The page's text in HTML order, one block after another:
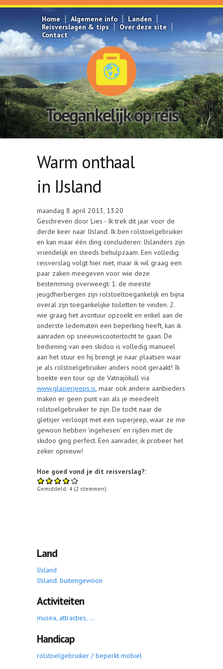
Overslaan en naar de inhoud gaan
Home
Algemene info
Landen
Reisverslagen & tips
Over deze site
Contact
Toegankelijk op reis
Warm onthaal
in IJsland
maandag 8 april 2013, 13:20
Geschreven door Lies - Ik trek dit jaar voor de
derde keer naar IJsland. Ik ben rolstoelgebruiker
en kan maar één ding concluderen: IJslanders zijn
vriendelijk en steeds behulpzaam. Een volledig
reisverslag volgt hier niet, maar ik wil graag een
paar zaken meegeven voor wie deze
bestemming overweegt: 1. de meeste
jeugdherbergen zijn rolstoeltoegankelijk en bijna
overal zijn toegankelijke toiletten te vinden. 2.
wie graag het avontuur opzoekt en enkel aan de
onderste ledematen een beperking heeft, kan ik
aanraden op sneeuwscootertocht te gaan. De
bediening van een skidoo is volledig manueel
aan het stuur en hij brengt je naar plaatsen waar
je als rolstoelgebruiker anders nooit geraakt! Ik
boekte een tour op de Vatnajökull via
www.glacierjeeps.is, maar ook andere aanbieders
maken er geen punt van als je meedeelt
rolstoelgebruiker te zijn. De tocht naar de
gletsjer verloopt met een superjeep, waar ze me
gewoon hebben 'ingehesen' en rijden met de
skidoo ging perfect. Een aanrader, ik probeer het
zeker opnieuw!
Hoe goed vond je dit reisverslag?:
Gemiddeld: 4 (2 stemmen)
Land
IJsland
IJsland: buitengewoon
Activiteiten
musea, attracties, ...
Handicap
rolstoelgebruiker / beperkt mobiel